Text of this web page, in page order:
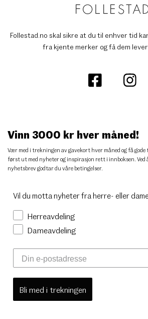
Follestad.no skal sikre at du til enhver tid
fra kjente merker og få dem
Vinn 3000 kr hver måned!
Vær med i trekningen av gavekort hver måned og få gode
først ut med nyheter og inspirasjon rett i innboksen. Ved
nyhetsbrev godtar du våre betingelser.
Vil du motta nyheter fra herre- eller
Herreavdeling
Dameavdeling
Bli med i trekningen